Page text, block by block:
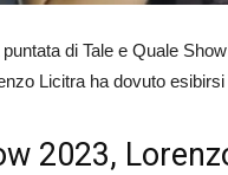
di Tale e Quale
Licitra ha dovuto
2023,